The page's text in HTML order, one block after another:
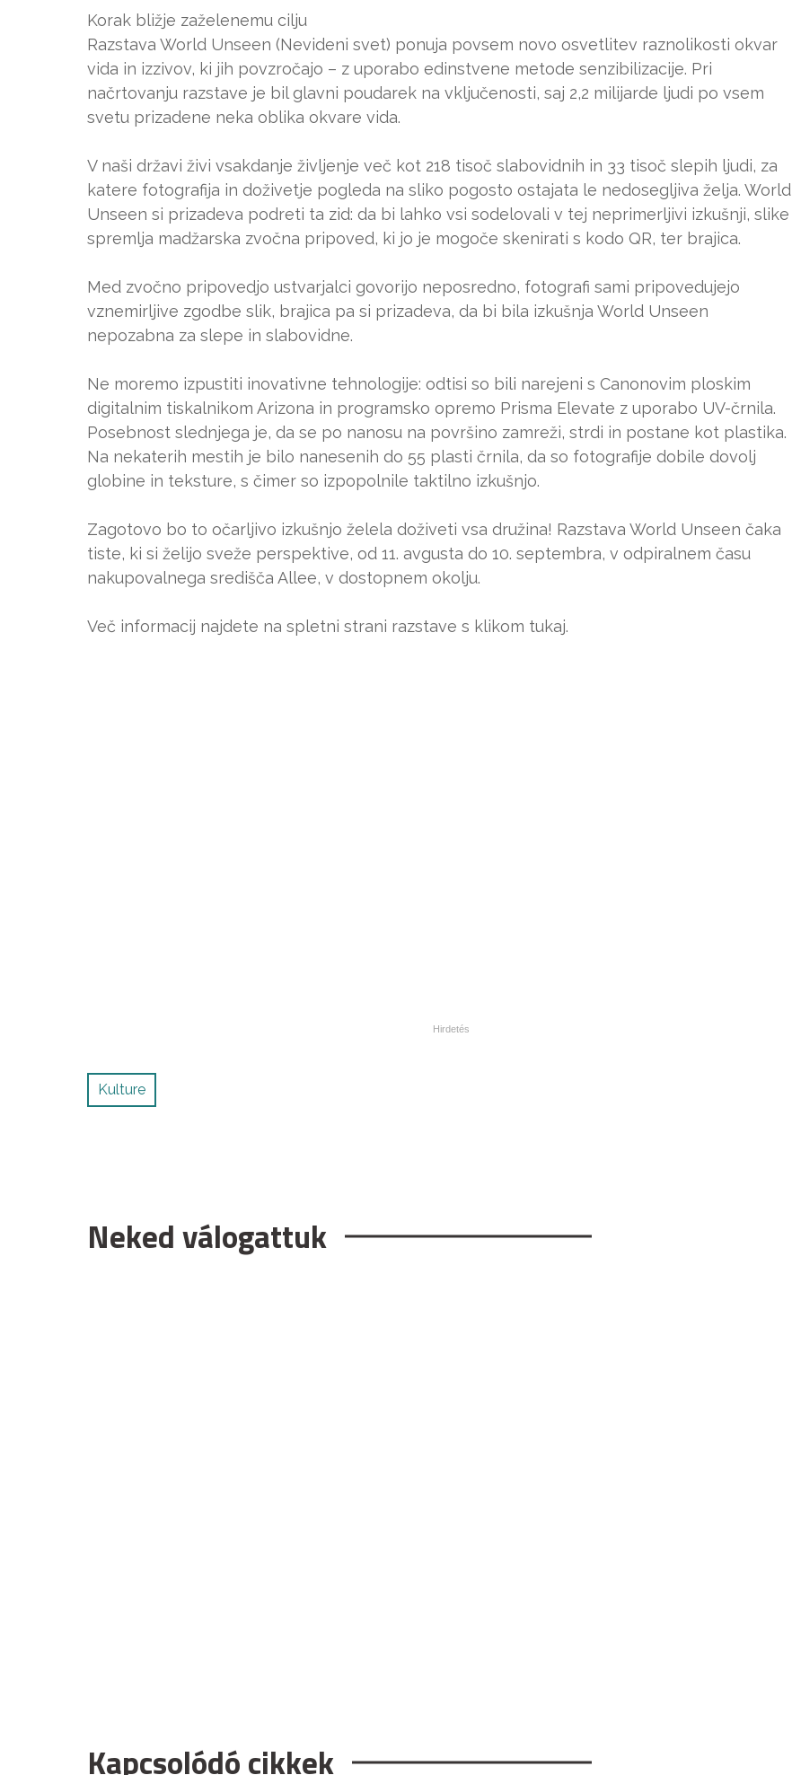
Korak bližje zaželenemu cilju
Razstava World Unseen (Nevideni svet) ponuja povsem novo osvetlitev raznolikosti okvar
vida in izzivov, ki jih povzročajo – z uporabo edinstvene metode senzibilizacije. Pri
načrtovanju razstave je bil glavni poudarek na vključenosti, saj 2,2 milijarde ljudi po vsem
svetu prizadene neka oblika okvare vida.
V naši državi živi vsakdanje življenje več kot 218 tisoč slabovidnih in 33 tisoč slepih ljudi, za
katere fotografija in doživetje pogleda na sliko pogosto ostajata le nedosegljiva želja. World
Unseen si prizadeva podreti ta zid: da bi lahko vsi sodelovali v tej neprimerljivi izkušnji, slike
spremlja madžarska zvočna pripoved, ki jo je mogoče skenirati s kodo QR, ter brajica.
Med zvočno pripovedjo ustvarjalci govorijo neposredno, fotografi sami pripovedujejo
vznemirljive zgodbe slik, brajica pa si prizadeva, da bi bila izkušnja World Unseen
nepozabna za slepe in slabovidne.
Ne moremo izpustiti inovativne tehnologije: odtisi so bili narejeni s Canonovim ploskim
digitalnim tiskalnikom Arizona in programsko opremo Prisma Elevate z uporabo UV-črnila.
Posebnost slednjega je, da se po nanosu na površino zamreži, strdi in postane kot plastika.
Na nekaterih mestih je bilo nanesenih do 55 plasti črnila, da so fotografije dobile dovolj
globine in teksture, s čimer so izpopolnile taktilno izkušnjo.
Zagotovo bo to očarljivo izkušnjo želela doživeti vsa družina! Razstava World Unseen čaka
tiste, ki si želijo sveže perspektive, od 11. avgusta do 10. septembra, v odpiralnem času
nakupovalnega središča Allee, v dostopnem okolju.
Več informacij najdete na spletni strani razstave s klikom tukaj.
Kulture
Neked válogattuk
Kapcsolódó cikkek